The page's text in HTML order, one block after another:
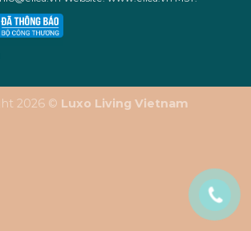
2026 © Luxo Living Vietnam